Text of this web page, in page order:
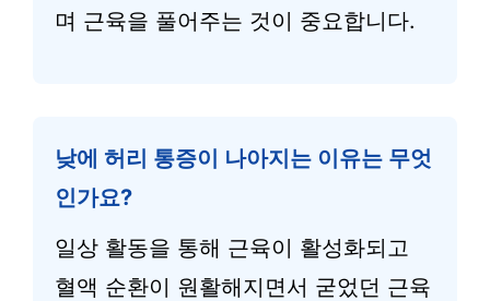
며 근육을 풀어주는 것이 중요합니다.
낮에 허리 통증이 나아지는 이유는 무엇
인가요?
일상 활동을 통해 근육이 활성화되고
혈액 순환이 원활해지면서 굳었던 근육